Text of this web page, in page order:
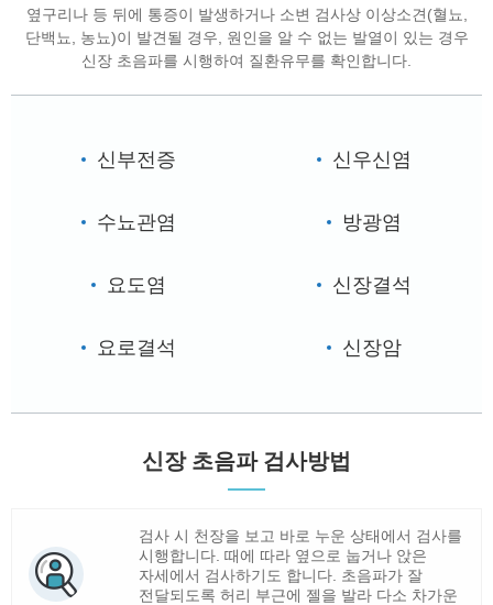
옆구리나 등 뒤에 통증이 발생하거나 소변 검사상 이상소견(혈뇨,
단백뇨, 농뇨)이 발견될 경우, 원인을 알 수 없는 발열이 있는 경우
신장 초음파를 시행하여 질환유무를 확인합니다.
신부전증 신우신염
수뇨관염 방광염
요도염 신장결석
요로결석 신장암
신장 초음파 검사방법
검사 시 천장을 보고 바로 누운 상태에서 검사를
시행합니다. 때에 따라 옆으로 눕거나 앉은
자세에서 검사하기도 합니다. 초음파가 잘
전달되도록 허리 부근에 젤을 발라 다소 차가운